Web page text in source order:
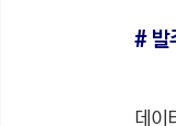
# 발
데이